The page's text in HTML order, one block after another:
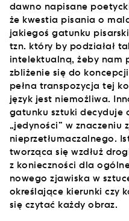
dawno napisane
że kwestia pisania o
jakiegoś gatunku
tzn. który by podziałał
intelektualną, żeby nam
zbliżenie się do
pełna transpozycja tej
język jest niemożliwa.
gatunku sztuki decyduje
„jedyności” w
nieprzetłumaczalnego.
tworząca się wzdłuż
z konieczności dla
nowego zjawiska w
określające kierunki czy
się czytać każdy obraz.